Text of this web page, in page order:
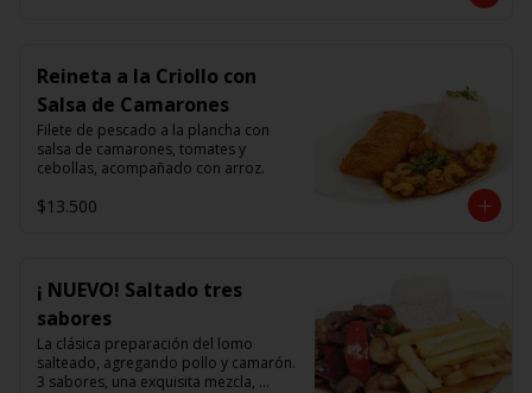
Reineta a la Criollo con
Salsa de Camarones
Filete de pescado a la plancha con
salsa de camarones, tomates y
cebollas, acompañado con arroz.
$13.500
¡ NUEVO! Saltado tres
sabores
La clásica preparación del lomo
salteado, agregando pollo y camarón.
3 sabores, una exquisita mezcla,